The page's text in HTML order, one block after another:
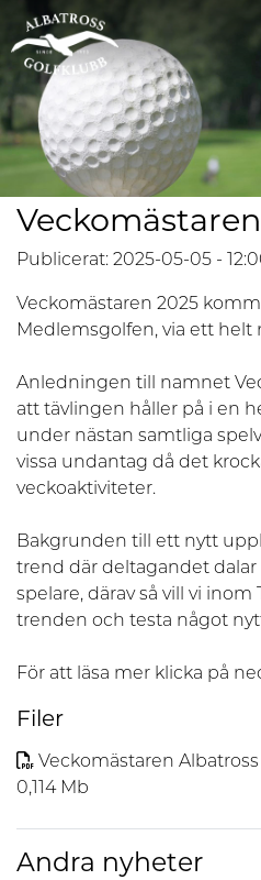
Publicerat: 2025-05-05 -
Veckomästaren 2025
Medlemsgolfen, via ett helt
Anledningen till namnet
att tävlingen håller på i en
under nästan samtliga
vissa undantag då det
veckoaktiviteter.
Bakgrunden till ett nytt
trend där deltagandet dalar
spelare, därav så vill vi inom
trenden och testa något
För att läsa mer klicka på
Filer
Veckomästaren
0,114 Mb
Andra nyheter